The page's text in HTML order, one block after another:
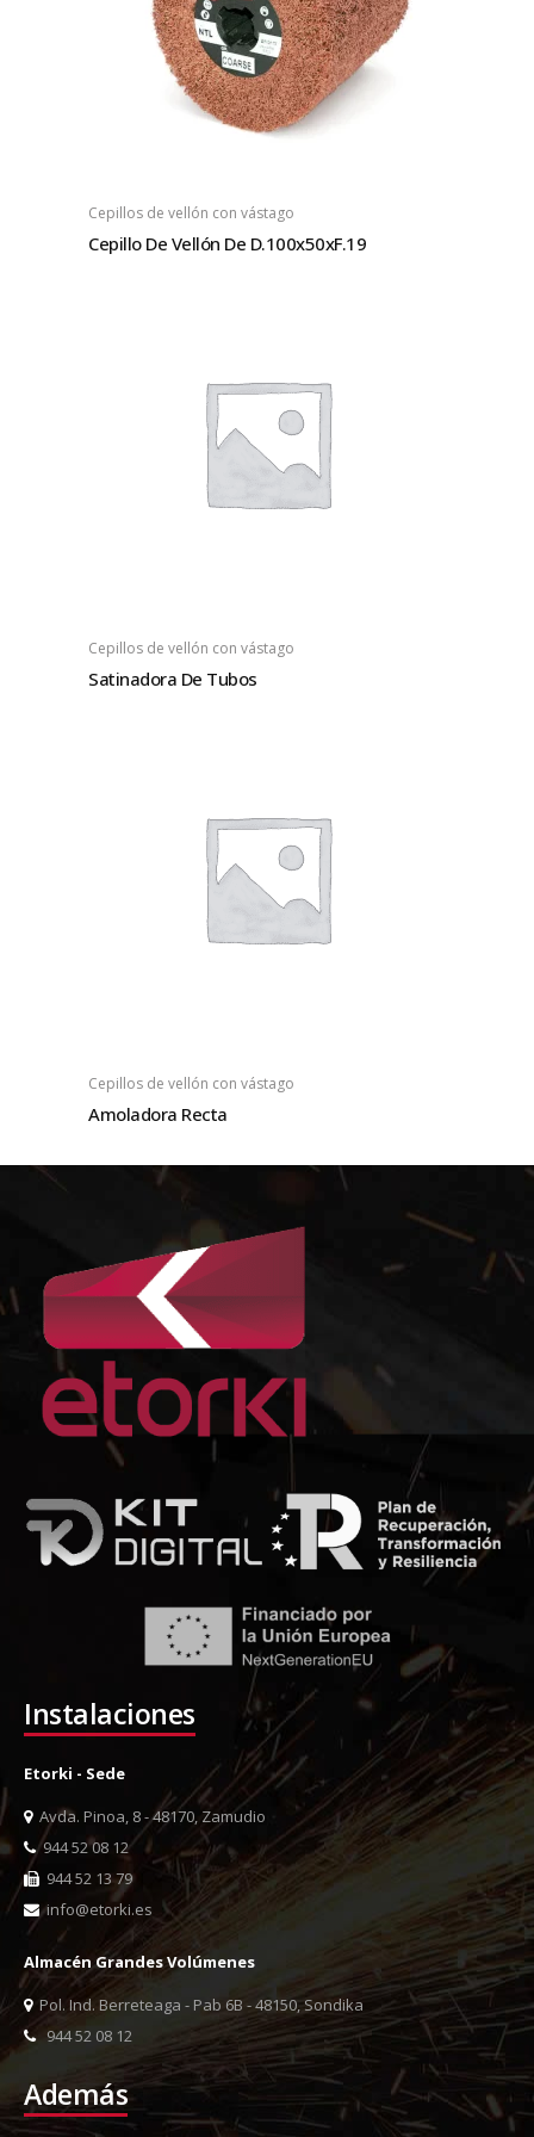
Cepillos de vellón con vástago
Cepillo De Vellón De D.100x50xF.19
Cepillos de vellón con vástago
Satinadora De Tubos
Cepillos de vellón con vástago
Amoladora Recta
Instalaciones
Etorki - Sede
Avda. Pinoa, 8 - 48170, Zamudio
944 52 08 12
944 52 13 79
info@etorki.es
Almacén Grandes Volúmenes
Pol. Ind. Berreteaga - Pab 6B - 48150, Sondika
944 52 08 12
Además